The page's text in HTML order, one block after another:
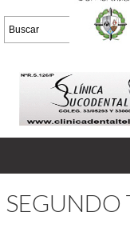
SEGUNDO